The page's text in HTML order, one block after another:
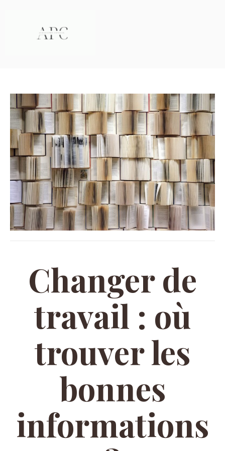
Changer de
travail : où
trouver les
bonnes
informations